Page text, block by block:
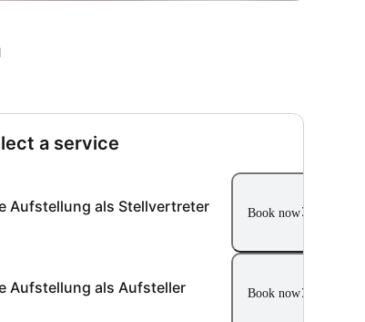
a service
Aufstellung als Stellvertreter Book now
Aufstellung als Aufsteller Book now